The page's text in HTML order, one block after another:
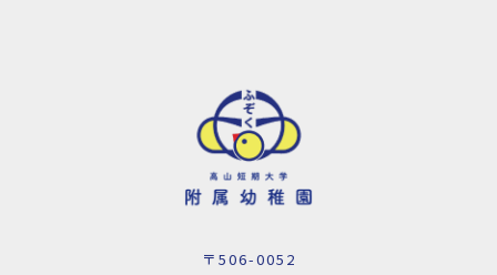
〒506-0052